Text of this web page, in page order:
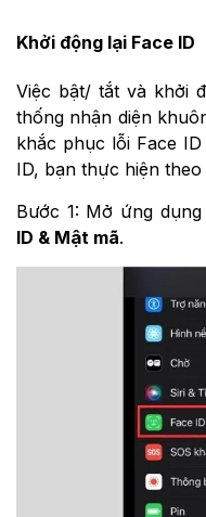
Khởi động lại Face ID
Việc bật/ tắt và khởi
thống nhận diện
khắc phục lỗi Face
ID, bạn thực hiện
Bước 1: Mở ứng dụng
ID & Mật mã.